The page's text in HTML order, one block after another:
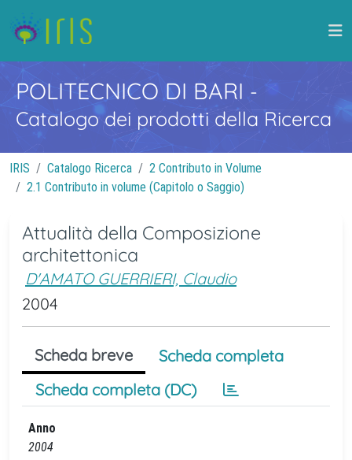
POLITECNICO DI BARI -
Catalogo dei prodotti della Ricerca
IRIS Catalogo Ricerca
2 Contributo in Volume
2.1 Contributo in volume (Capitolo o Saggio)
Attualità della Composizione
architettonica
D'AMATO GUERRIERI, Claudio
2004
Scheda breve
Scheda completa
Scheda completa (DC)
Anno
2004